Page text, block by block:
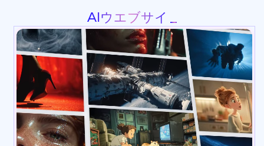
プレゼンテーション